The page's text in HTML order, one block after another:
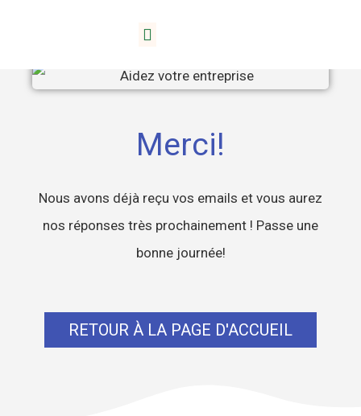
Merci!
Nous avons déjà reçu vos emails et vous aurez
nos réponses très prochainement ! Passe une
bonne journée!
RETOUR À LA PAGE D'ACCUEIL